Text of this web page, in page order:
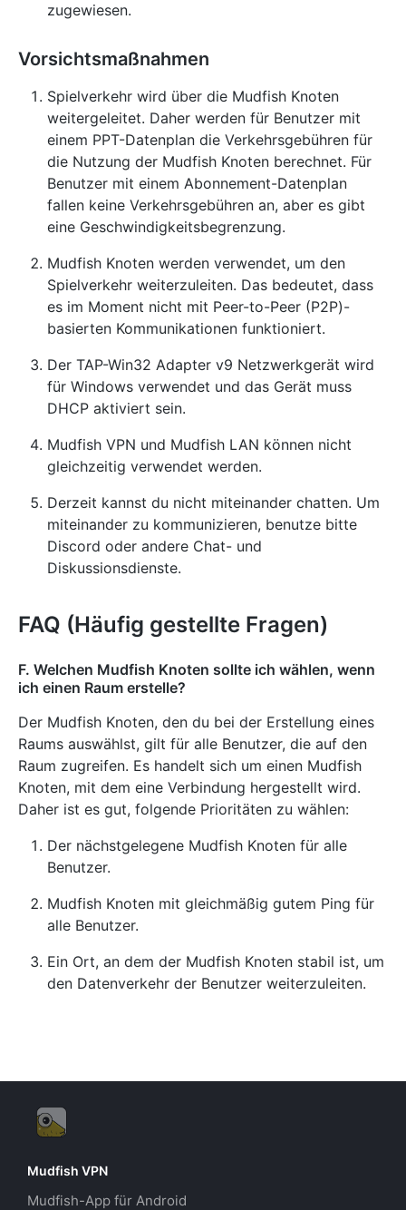
zugewiesen.
Vorsichtsmaßnahmen
Spielverkehr wird über die Mudfish Knoten
weitergeleitet. Daher werden für Benutzer mit
einem PPT-Datenplan die Verkehrsgebühren für
die Nutzung der Mudfish Knoten berechnet. Für
Benutzer mit einem Abonnement-Datenplan
fallen keine Verkehrsgebühren an, aber es gibt
eine Geschwindigkeitsbegrenzung.
Mudfish Knoten werden verwendet, um den
Spielverkehr weiterzuleiten. Das bedeutet, dass
es im Moment nicht mit Peer-to-Peer (P2P)-
basierten Kommunikationen funktioniert.
Der TAP-Win32 Adapter v9 Netzwerkgerät wird
für Windows verwendet und das Gerät muss
DHCP aktiviert sein.
Mudfish VPN und Mudfish LAN können nicht
gleichzeitig verwendet werden.
Derzeit kannst du nicht miteinander chatten. Um
miteinander zu kommunizieren, benutze bitte
Discord oder andere Chat- und
Diskussionsdienste.
FAQ (Häufig gestellte Fragen)
F. Welchen Mudfish Knoten sollte ich wählen, wenn
ich einen Raum erstelle?
Der Mudfish Knoten, den du bei der Erstellung eines
Raums auswählst, gilt für alle Benutzer, die auf den
Raum zugreifen. Es handelt sich um einen Mudfish
Knoten, mit dem eine Verbindung hergestellt wird.
Daher ist es gut, folgende Prioritäten zu wählen:
Der nächstgelegene Mudfish Knoten für alle
Benutzer.
Mudfish Knoten mit gleichmäßig gutem Ping für
alle Benutzer.
Ein Ort, an dem der Mudfish Knoten stabil ist, um
den Datenverkehr der Benutzer weiterzuleiten.
Mudfish VPN
Mudfish-App für Android